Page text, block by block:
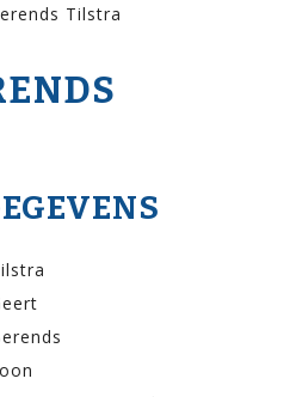
Tilstra